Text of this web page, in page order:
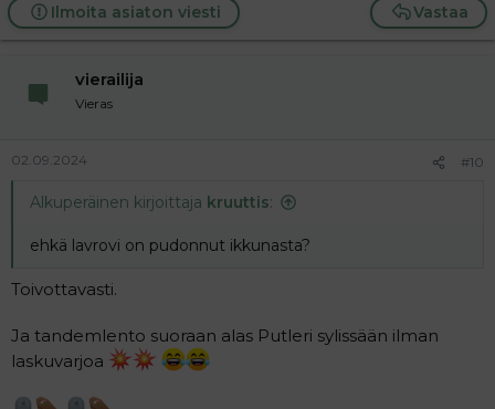
Vastaa
Ilmoita asiaton viesti
vierailija
Vieras
02.09.2024 #10
Alkuperäinen kirjoittaja kruuttis:
ehkä lavrovi on pudonnut ikkunasta?
Toivottavasti.
Ja tandemlento suoraan alas Putleri sylissään ilman
laskuvarjoa